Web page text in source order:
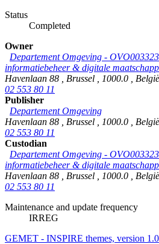
Status
Completed
Owner
Departement Omgeving -
informatiebeheer & digitale
Havenlaan 88
Brussel 1000.0
België
02 553 80 11
Publisher
Departement Omgeving
Havenlaan 88
Brussel 1000.0
België
02 553 80 11
Custodian
Departement Omgeving -
informatiebeheer & digitale
Havenlaan 88
Brussel 1000.0
België
02 553 80 11
Maintenance and update frequency
IRREG
GEMET - INSPIRE themes, version 1.0